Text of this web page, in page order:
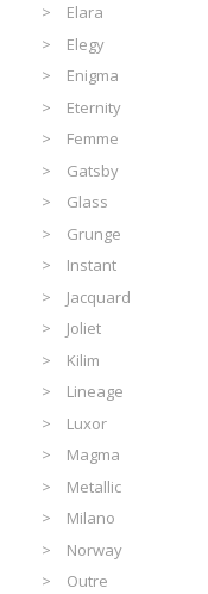
Elara
Elegy
Enigma
Eternity
Femme
Gatsby
Glass
Grunge
Instant
Jacquard
Joliet
Kilim
Lineage
Luxor
Magma
Metallic
Milano
Norway
Outre